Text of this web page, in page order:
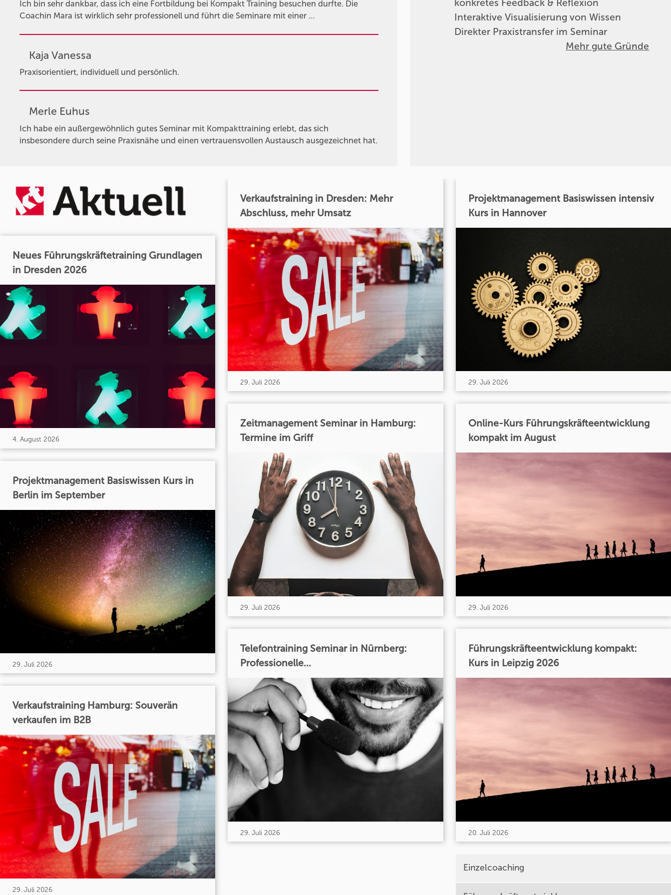
Ich bin sehr dankbar, dass ich eine Fortbildung bei Kompakt Training besuchen durfte. Die
Coachin Mara ist wirklich sehr professionell und führt die Seminare mit einer …
Kaja Vanessa
Praxisorientiert, individuell und persönlich.
Merle Euhus
Ich habe ein außergewöhnlich gutes Seminar mit Kompakttraining erlebt, das sich
insbesondere durch seine Praxisnähe und einen vertrauensvollen Austausch ausgezeichnet hat.
konkretes Feedback & Reflexion
Interaktive Visualisierung von Wissen
Direkter Praxistransfer im Seminar
Mehr gute Gründe
Neues Führungskräftetraining Grundlagen
in Dresden 2026
4. August 2026
Projektmanagement Basiswissen Kurs in
Berlin im September
29. Juli 2026
Verkaufstraining Hamburg: Souverän
verkaufen im B2B
29. Juli 2026
Verkaufstraining in Dresden: Mehr
Abschluss, mehr Umsatz
29. Juli 2026
Zeitmanagement Seminar in Hamburg:
Termine im Griff
29. Juli 2026
Telefontraining Seminar in Nürnberg:
Professionelle...
29. Juli 2026
Projektmanagement Basiswissen intensiv
Kurs in Hannover
29. Juli 2026
Online-Kurs Führungskräfteentwicklung
kompakt im August
29. Juli 2026
Führungskräfteentwicklung kompakt:
Kurs in Leipzig 2026
20. Juli 2026
Einzelcoaching